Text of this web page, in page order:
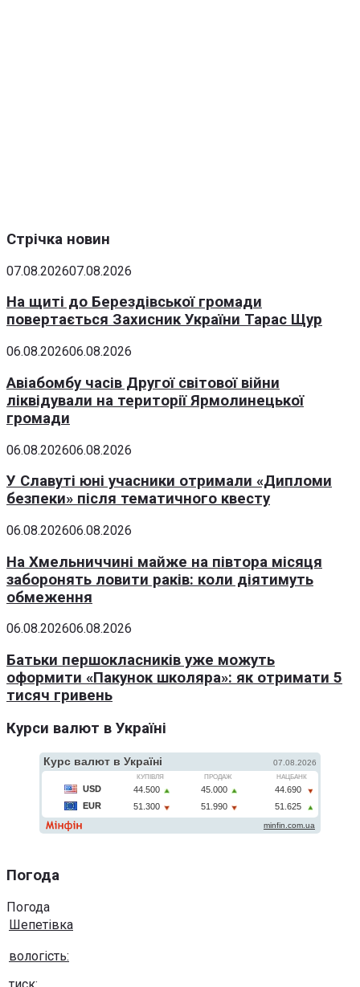
Стрічка новин
07.08.202607.08.2026
На щиті до Берездівської громади
повертається Захисник України Тарас Щур
06.08.202606.08.2026
Авіабомбу часів Другої світової війни
ліквідували на території Ярмолинецької
громади
06.08.202606.08.2026
У Славуті юні учасники отримали «Дипломи
безпеки» після тематичного квесту
06.08.202606.08.2026
На Хмельниччині майже на півтора місяця
заборонять ловити раків: коли діятимуть
обмеження
06.08.202606.08.2026
Батьки першокласників уже можуть
оформити «Пакунок школяра»: як отримати 5
тисяч гривень
Курси валют в Україні
Погода
Погода
Шепетівка
вологість: